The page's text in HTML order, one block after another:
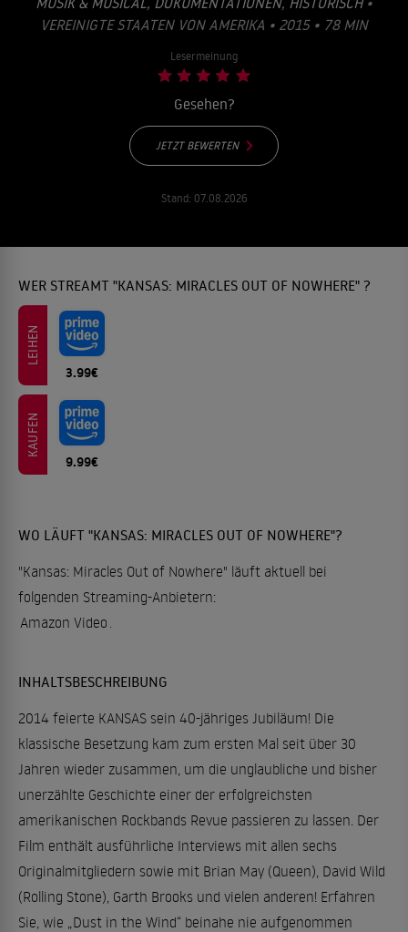
VEREINIGTE STAATEN VON AMERIKA • 2015 • 78 MIN
Lesermeinung
Gesehen?
JETZT BEWERTEN
Stand: 07.08.2026
WER STREAMT "KANSAS: MIRACLES OUT OF NOWHERE" ?
LEIHEN
3.99€
KAUFEN
9.99€
WO LÄUFT "KANSAS: MIRACLES OUT OF NOWHERE"?
"Kansas: Miracles Out of Nowhere" läuft aktuell bei
folgenden Streaming-Anbietern:
Amazon Video .
INHALTSBESCHREIBUNG
2014 feierte KANSAS sein 40-jähriges Jubiläum! Die
klassische Besetzung kam zum ersten Mal seit über 30
Jahren wieder zusammen, um die unglaubliche und bisher
unerzählte Geschichte einer der erfolgreichsten
amerikanischen Rockbands Revue passieren zu lassen. Der
Film enthält ausführliche Interviews mit allen sechs
Originalmitgliedern sowie mit Brian May (Queen), David Wild
(Rolling Stone), Garth Brooks und vielen anderen! Erfahren
Sie, wie „Dust in the Wind“ beinahe nie aufgenommen